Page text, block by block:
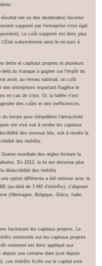
net ou des dividendes) favorise
supporté par l’entreprise n’est égal
Le coût supporté est donc plus
subventionne ainsi le recours à
dette et capitaux propres et plusieurs
du manque à gagner sur l’impôt du
avoir, au niveau national, un coût
des entreprises important fragilise le
en cas de crise. Or, la faillite n’est
des coûts et des inefficiences.
temps pour rééquilibrer l’attractivité
ont visé soit à rendre les capitaux
des revenus liés, soit à rendre la
des intérêts.
mondiale des règles limitant la
En 2012, la loi est devenue plus
déductibilité des intérêts
option différente a été retenue avec la
(au-delà de 3 M€ d’intérêts), s’alignant
(Allemagne, Belgique, Grèce, Italie,
favorisant les capitaux propres. Le
notionnels sur les capitaux propres
notionnel est donc appliqué aux
une certaine date (soit depuis
ces intérêts fictifs sur le capital sont